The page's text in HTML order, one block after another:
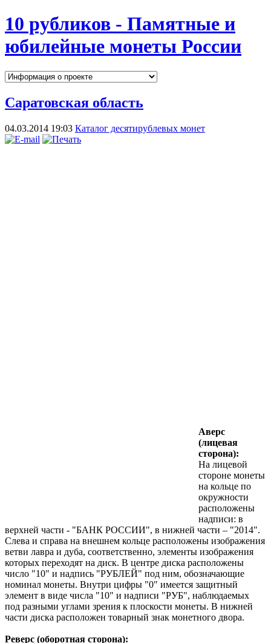
10 рубликов - Памятные и
юбилейные монеты России
Саратовская область
04.03.2014 19:03 Каталог десятирублевых монет
Аверс
(лицевая
сторона):
На лицевой
стороне монеты
на кольце по
окружности
расположены
надписи: в
верхней части - "БАНК РОССИИ", в нижней части – "2014".
Слева и справа на внешнем кольце расположены изображения
ветви лавра и дуба, соответственно, элементы изображения
которых переходят на диск. В центре диска расположены
число "10" и надпись "РУБЛЕЙ" под ним, обозначающие
номинал монеты. Внутри цифры "0" имеется защитный
элемент в виде числа "10" и надписи "РУБ", наблюдаемых
под разными углами зрения к плоскости монеты. В нижней
части диска расположен товарный знак монетного двора.
Реверс (оборотная сторона):